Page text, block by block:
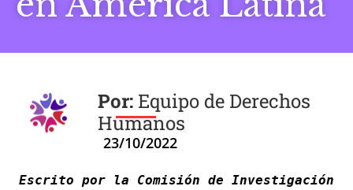
Equipo de Derechos
Humanos
Escrito por la Comisión de Investigación
23/10/2022